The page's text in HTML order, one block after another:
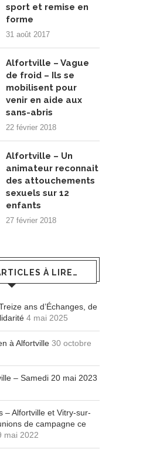
sport et remise en
forme
31 août 2017
Alfortville – Vague
de froid – Ils se
mobilisent pour
venir en aide aux
sans-abris
22 février 2018
Alfortville – Un
animateur reconnait
des attouchements
sexuels sur 12
enfants
27 février 2018
À LIRE…
ans d’Échanges, de
4 mai 2025
à Alfortville 30 octobre
– Samedi 20 mai 2023
– Alfortville et Vitry-sur-
de campagne ce
mai 2022